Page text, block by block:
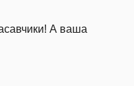
А ваша